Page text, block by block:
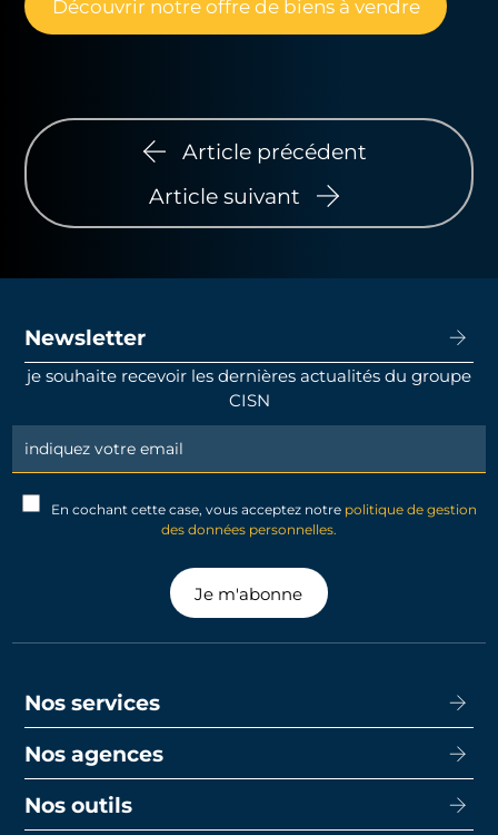
Découvrir notre offre de biens à vendre
Article précédent
Article suivant
Newsletter
je souhaite recevoir les dernières actualités du groupe
CISN
Newsletter
Signup
En cochant cette case, vous acceptez notre politique de gestion
des données personnelles.
Je m'abonne
Nos services
Acheter
Nos agences
CISN Agence Immobilière Nantes Decré
Nos outils